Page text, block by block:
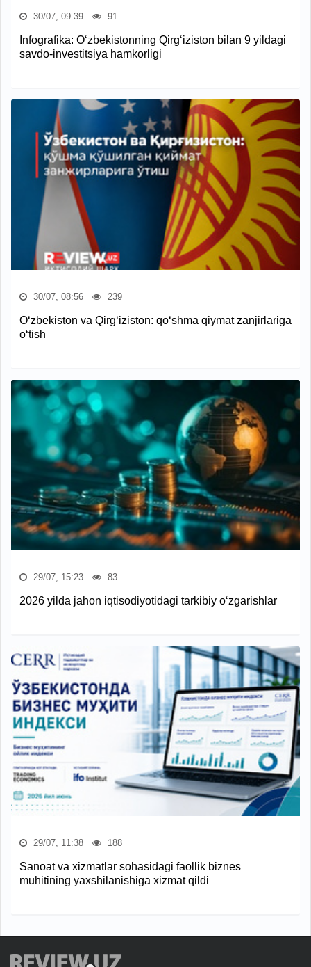
30/07, 09:39 91
Infografika: O‘zbekistonning Qirg‘iziston bilan 9 yildagi
savdo-investitsiya hamkorligi
30/07, 08:56 239
O‘zbekiston va Qirg‘iziston: qo‘shma qiymat zanjirlariga
o‘tish
29/07, 15:23 83
2026 yilda jahon iqtisodiyotidagi tarkibiy o‘zgarishlar
29/07, 11:38 188
Sanoat va xizmatlar sohasidagi faollik biznes
muhitining yaxshilanishiga xizmat qildi